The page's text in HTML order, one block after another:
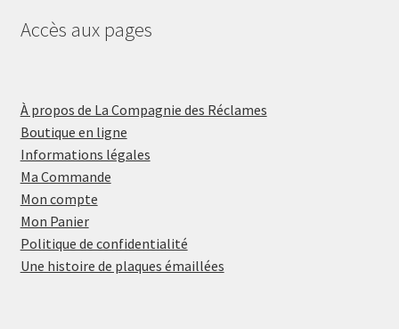
Accès aux pages
À propos de La Compagnie des Réclames
Boutique en ligne
Informations légales
Ma Commande
Mon compte
Mon Panier
Politique de confidentialité
Une histoire de plaques émaillées